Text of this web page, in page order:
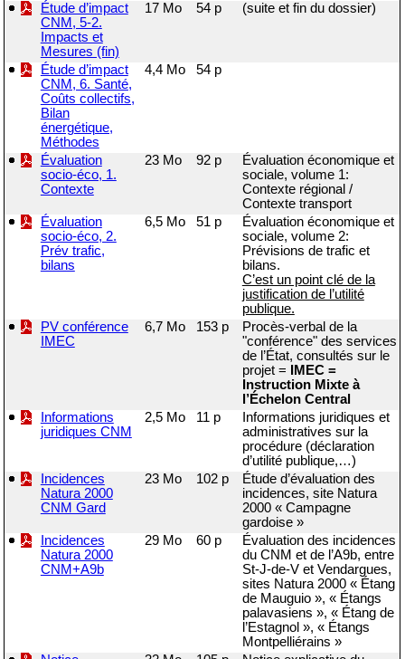
Étude d’impact
CNM, 5-2.
Impacts et
Mesures (fin)
17 Mo 54 p (suite et fin du dossier)
Étude d’impact
CNM, 6. Santé,
Coûts collectifs,
Bilan
énergétique,
Méthodes
4,4 Mo 54 p
Évaluation
socio-éco, 1.
Contexte
23 Mo 92 p
Évaluation économique et
sociale, volume 1:
Contexte régional /
Contexte transport
Évaluation
socio-éco, 2.
Prév trafic,
bilans
6,5 Mo 51 p
Évaluation économique et
sociale, volume 2:
Prévisions de trafic et
bilans.
C’est un point clé de la
justification de l’utilité
publique.
PV conférence
IMEC
6,7 Mo 153 p
Procès-verbal de la
"conférence" des services
de l’État, consultés sur le
projet =
IMEC =
Instruction Mixte à
l’Échelon Central
Informations
juridiques CNM
2,5 Mo 11 p
Informations juridiques et
administratives sur la
procédure (déclaration
d’utilité publique,…)
Incidences
Natura 2000
CNM Gard
23 Mo 102 p
Étude d’évaluation des
incidences, site Natura
2000 « Campagne
gardoise »
Incidences
Natura 2000
CNM+A9b
29 Mo 60 p
Évaluation des incidences
du CNM et de l’A9b, entre
St-J-de-V et Vendargues,
sites Natura 2000 « Étang
de Mauguio », « Étangs
palavasiens », « Étang de
l’Estagnol », « Étangs
Montpelliérains »